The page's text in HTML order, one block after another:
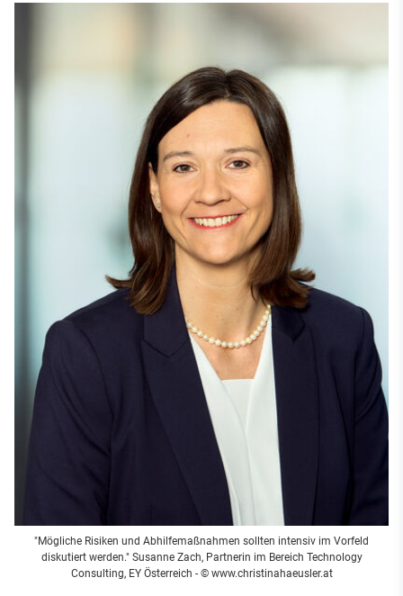
"Mögliche Risiken und Abhilfemaßnahmen sollten intensiv im Vorfeld
diskutiert werden." Susanne Zach, Partnerin im Bereich Technology
Consulting, EY Österreich - © www.christinahaeusler.at